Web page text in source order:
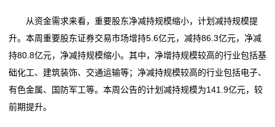
从资金需求来看，重要股东净减持规模缩小，计划减持规模提
升。本周重要股东证券交易市场增持5.6亿元，减持86.3亿元，净减
持80.8亿元，净减持规模缩小。其中，净增持规模较高的行业包括基
础化工、建筑装饰、交通运输等；净减持规模较高的行业包括电子、
有色金属、国防军工等。本周公告的计划减持规模为141.9亿元，较
前期提升。